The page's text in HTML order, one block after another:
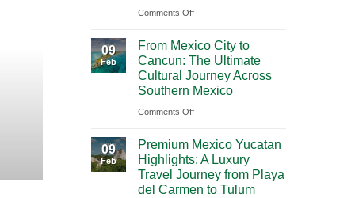
Comments Offon
5
From
Las
A
Road
Through
09
Feb
From Mexico City to
Cancun: The Ultimate
Cultural Journey Across
Southern Mexico
Comments Offon
Mexico
City
to
09
Feb
Premium Mexico Yucatan
Highlights: A Luxury
Travel Journey from Playa
del Carmen to Tulum